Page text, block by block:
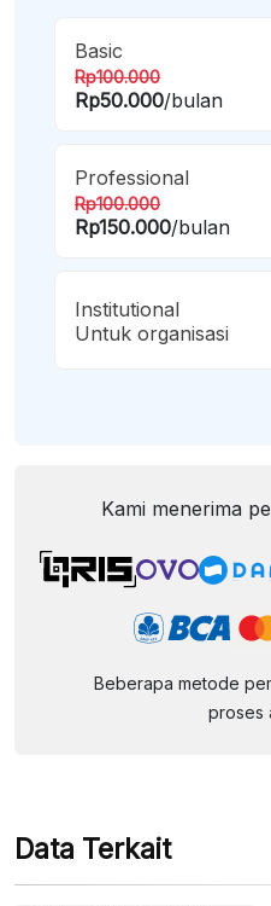
Basic
Rp100.000
Rp50.000/bulan
Professional
Rp100.000
Rp150.000/bulan
Institutional
Untuk organisasi
Kami menerima
Beberapa metode
proses
Data Terkait